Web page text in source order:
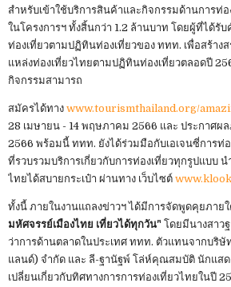
สำหรับเข้าใช้บริการสินค้าและกิจกรรมด้านการท่อ
ในโครงการฯ ทั้งสิ้นกว่า 1.2 ล้านบาท โดยผู้ที่ได้รั
ท่องเที่ยวตามปฏิทินท่องเที่ยวของ ททท. เพื่อสร้าง
แหล่งท่องเที่ยวไทยตามปฏิทินท่องเที่ยวตลอดปี
กิจกรรมสามารถ
สมัครได้ทาง www.tourismthailand.org/
28 เมษายน - 14 พฤษภาคม 2566 และ ประกาศผ
2566 พร้อมนี้ ททท. ยังได้ร่วมมือกับเอเจนซี่การท่
ที่รวบรวมบริการเกี่ยวกับการท่องเที่ยวทุกรูปแบบ
ไทยได้สบายกระเป๋า ผ่านทาง เว็บไซต์
ทั้งนี้ ภายในงานแถลงข่าวฯ ได้มีการจัดพูดคุยภาย
มหัศจรรย์เมืองไทย เที่ยวได้ทุกวัน" โดยมีนางสาว
ว่าการด้านตลาดในประเทศ ททท. ตัวแทนจากบริษั
แลนด์) จำกัด และ ลี-ฐานัฐพ์ โล่ห์คุณสมบัติ นักแสด
เปลี่ยนเกี่ยวกับทิศทางการการท่องเที่ยวไทยในปี